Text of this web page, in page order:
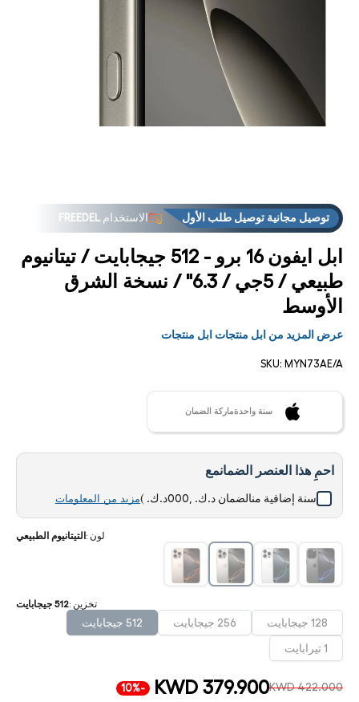
توصيل مجانية توصيل طلب الأول الاستخدام FREEDEL
ابل ايفون 16 برو - 512 جيجابايت / تيتانيوم
طبيعي / 5جي / 6.3" / نسخة الشرق
الأوسط
عرض المزيد من ابل منتجات ابل منتجات
SKU: MYN73AE/A
سنة واحدةماركة الضمان
احمِ هذا العنصر الضمانمع
سنة إضافية منالضمان د.ك. ,000د.ك. )مزيد من المعلومات
لون : التيتانيوم الطبيعي
تخزين :512 جيجابايت
128 جيجابايت 256 جيجابايت 512 جيجابايت
1 تيرابايت
KWD 422.000
KWD 379.900
-10%